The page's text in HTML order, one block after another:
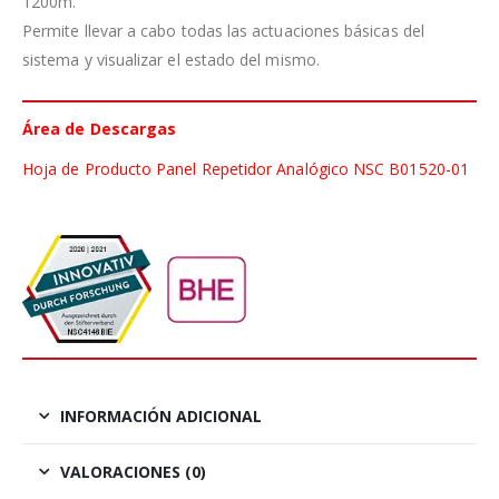
Permite llevar a cabo todas las actuaciones básicas del
sistema y visualizar el estado del mismo.
Área de Descargas
Hoja de Producto Panel Repetidor Analógico NSC B01520-01
INFORMACIÓN ADICIONAL
VALORACIONES (0)